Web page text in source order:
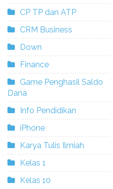
CP TP dan ATP
CRM Business
Down
Finance
Game Penghasil Saldo
Dana
Info Pendidikan
iPhone
Karya Tulis Ilmiah
Kelas 1
Kelas 10